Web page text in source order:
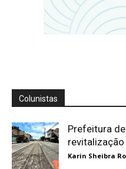
Colunistas
Prefeitura
revitalização
Karin Sheibra